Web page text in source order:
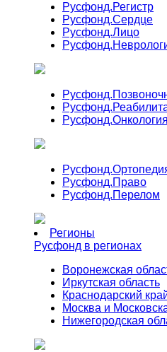
Русфонд.Регистр
Русфонд.Сердце
Русфонд.Лицо
Русфонд.
Русфонд.
Русфонд.
Русфонд.Онкология
Русфонд.
Русфонд.Право
Русфонд.Перелом
Регионы
Русфонд в регионах
Воронежская
Иркутская область
Краснодарский
Москва и
Нижегородская